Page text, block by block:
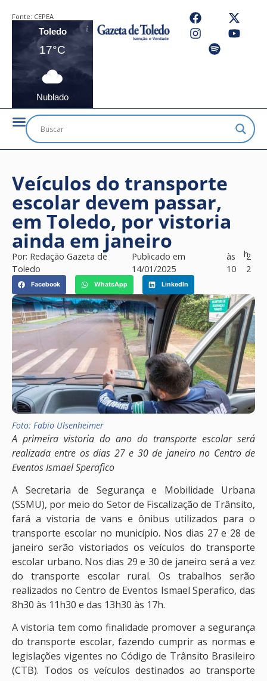
Fonte: CEPEA
Toledo
17°C
Nublado
Veículos do transporte
escolar devem passar,
em Toledo, por vistoria
ainda em janeiro
Por: Redação Gazeta de
Toledo
Publicado em
14/01/2025
às
10
h2
2
Facebook WhatsApp LinkedIn
Foto: Fabio Ulsenheimer
A primeira vistoria do ano do transporte escolar será
realizada entre os dias 27 e 30 de janeiro no Centro de
Eventos Ismael Sperafico
A Secretaria de Segurança e Mobilidade Urbana
(SSMU), por meio do Setor de Fiscalização de Trânsito,
fará a vistoria de vans e ônibus utilizados para o
transporte escolar no município. Nos dias 27 e 28 de
janeiro serão vistoriados os veículos do transporte
escolar urbano. Nos dias 29 e 30 de janeiro será a vez
do transporte escolar rural. Os trabalhos serão
realizados no Centro de Eventos Ismael Sperafico, das
8h30 às 11h30 e das 13h30 às 17h.
A vistoria tem como finalidade promover a segurança
do transporte escolar, fazendo cumprir as normas e
legislações vigentes no Código de Trânsito Brasileiro
(CTB). Todos os veículos destinados ao transporte